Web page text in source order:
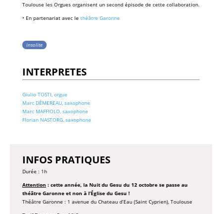
Toulouse les Orgues organisent un second épisode de cette collaboration.
• En partenariat avec le théâtre Garonne
insolite
INTERPRETES
Giulio TOSTI, orgue
Marc DÉMEREAU, saxophone
Marc MAFFIOLO, saxophone
Florian NASTORG, saxophone
INFOS PRATIQUES
Durée : 1h
Attention : cette année, la Nuit du Gesu du 12 octobre se passe au
théâtre Garonne et non à l’Église du Gesu !
Théâtre Garonne : 1 avenue du Chateau d’Eau (Saint Cyprien), Toulouse